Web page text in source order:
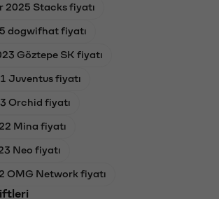
2025 Stacks fiyatı
dogwifhat fiyatı
Göztepe SK fiyatı
Juventus fiyatı
Orchid fiyatı
Mina fiyatı
Neo fiyatı
OMG Network fiyatı